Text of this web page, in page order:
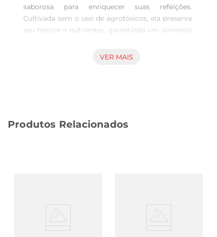
saborosa para enriquecer suas refeições.
Cultivada sem o uso de agrotóxicos, ela preserva
seu frescor e nutrientes, garantindo um alimento
uma alimentação mais consciente e natural, a
e minerais, como vitamina C, potássio e folato.
Sugestões de Preparo
A abobrinha pode ser preparada de várias
VER MAIS
Produtos Relacionados